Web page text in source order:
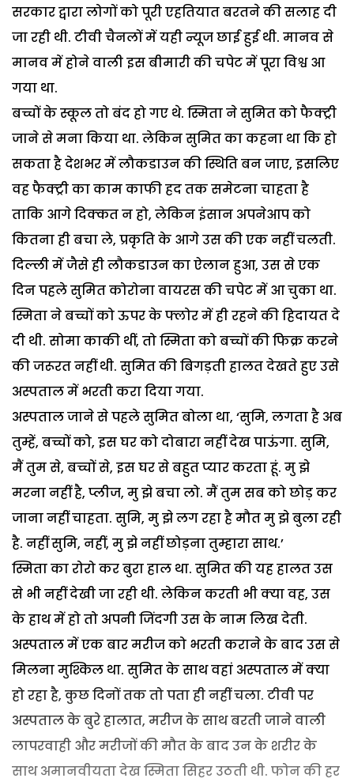
सरकार द्वारा लोगों को पूरी एहतियात बरतने की सलाह दी
जा रही थी. टीवी चैनलों में यही न्यूज छाई हुई थी. मानव से
मानव में होने वाली इस बीमारी की चपेट में पूरा विश्व आ
गया था.
बच्चों के स्कूल तो बंद हो गए थे. स्मिता ने सुमित को फैक्ट्री
जाने से मना किया था. लेकिन सुमित का कहना था कि हो
सकता है देशभर में लौकडाउन की स्थिति बन जाए, इसलिए
वह फैक्ट्री का काम काफी हद तक समेटना चाहता है
ताकि आगे दिक्कत न हो, लेकिन इंसान अपनेआप को
कितना ही बचा ले, प्रकृति के आगे उस की एक नहीं चलती.
दिल्ली में जैसे ही लौकडाउन का ऐलान हुआ, उस से एक
दिन पहले सुमित कोरोना वायरस की चपेट में आ चुका था.
स्मिता ने बच्चों को ऊपर के फ्लोर में ही रहने की हिदायत दे
दी थी. सोमा काकी थीं, तो स्मिता को बच्चों की फिक्र करने
की जरूरत नहीं थी. सुमित की बिगड़ती हालत देखते हुए उसे
अस्पताल में भरती करा दिया गया.
अस्पताल जाने से पहले सुमित बोला था, ‘सुमि, लगता है अब
तुम्हें, बच्चों को, इस घर को दोबारा नहीं देख पाऊंगा. सुमि,
मैं तुम से, बच्चों से, इस घर से बहुत प्यार करता हूं. मु झे
मरना नहीं है, प्लीज, मु झे बचा लो. मैं तुम सब को छोड़ कर
जाना नहीं चाहता. सुमि, मु झे लग रहा है मौत मु झे बुला रही
है. नहीं सुमि, नहीं, मु झे नहीं छोड़ना तुम्हारा साथ.’
स्मिता का रोरो कर बुरा हाल था. सुमित की यह हालत उस
से भी नहीं देखी जा रही थी. लेकिन करती भी क्या वह, उस
के हाथ में हो तो अपनी जिंदगी उस के नाम लिख देती.
अस्पताल में एक बार मरीज को भरती कराने के बाद उस से
मिलना मुश्किल था. सुमित के साथ वहां अस्पताल में क्या
हो रहा है, कुछ दिनों तक तो पता ही नहीं चला. टीवी पर
अस्पताल के बुरे हालात, मरीज के साथ बरती जाने वाली
लापरवाही और मरीजों की मौत के बाद उन के शरीर के
साथ अमानवीयता देख स्मिता सिहर उठती थी. फोन की हर